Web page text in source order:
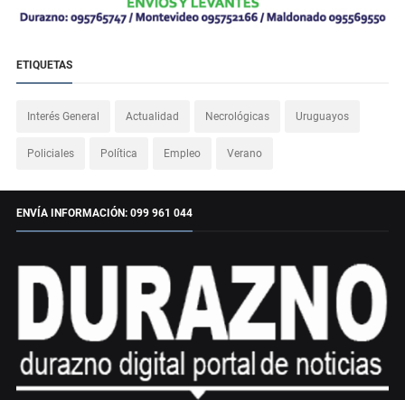
ETIQUETAS
Interés General Actualidad Necrológicas Uruguayos
Policiales Política Empleo Verano
ENVÍA INFORMACIÓN: 099 961 044